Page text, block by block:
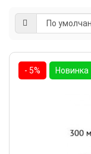
- 5% Новинка